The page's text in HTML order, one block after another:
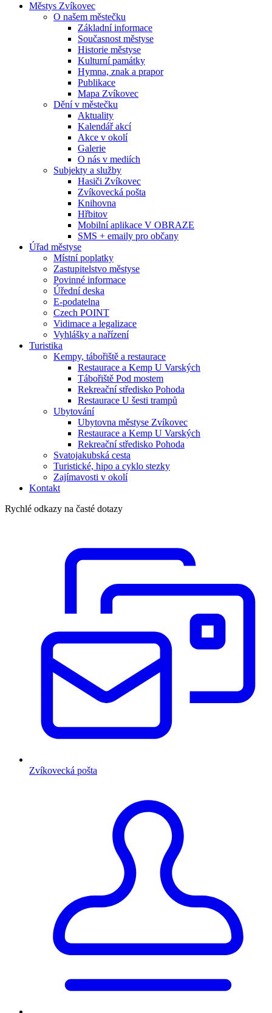
Městys Zvíkovec
O našem městečku
Základní informace
Současnost městyse
Historie městyse
Kulturní památky
Hymna, znak a prapor
Publikace
Mapa Zvíkovec
Dění v městečku
Aktuality
Kalendář akcí
Akce v okolí
Galerie
O nás v mediích
Subjekty a služby
Hasiči Zvíkovec
Zvíkovecká pošta
Knihovna
Hřbitov
Mobilní aplikace V OBRAZE
SMS + emaily pro občany
Úřad městyse
Místní poplatky
Zastupitelstvo městyse
Povinné informace
Úřední deska
E-podatelna
Czech POINT
Vidimace a legalizace
Vyhlášky a nařízení
Turistika
Kempy, tábořiště a restaurace
Restaurace a Kemp U Varských
Tábořiště Pod mostem
Rekreační středisko Pohoda
Restaurace U šesti trampů
Ubytování
Ubytovna městyse Zvíkovec
Restaurace a Kemp U Varských
Rekreační středisko Pohoda
Svatojakubská cesta
Turistické, hipo a cyklo stezky
Zajímavosti v okolí
Kontakt
Rychlé odkazy na časté dotazy
Zvíkovecká pošta